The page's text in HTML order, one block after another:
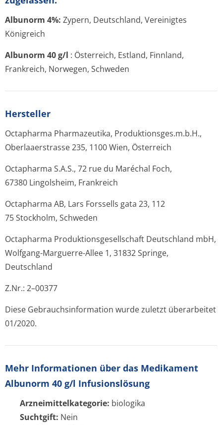
Albunorm 4%: Zypern, Deutschland, Vereinigtes
Königreich
Albunorm 40 g/l : Österreich, Estland, Finnland,
Frankreich, Norwegen, Schweden
Hersteller
Octapharma Pharmazeutika, Produktionsges­.m.b.H.,
Oberlaaerstrasse 235, 1100 Wien, Österreich
Octapharma S.A.S., 72 rue du Maréchal Foch,
67380 Lingolsheim, Frankreich
Octapharma AB, Lars Forssells gata 23, 112
75 Stockholm, Schweden
Octapharma Produktionsge­sellschaft Deutschland mbH,
Wolfgang-Marguerre-Allee 1, 31832 Springe,
Deutschland
Z.Nr.: 2–00377
Diese Gebrauchsinfor­mation wurde zuletzt überarbeitet
01/2020.
Mehr Informationen über das Medikament
Albunorm 40 g/l Infusionslösung
Arzneimittelkategorie: biologika
Suchtgift: Nein